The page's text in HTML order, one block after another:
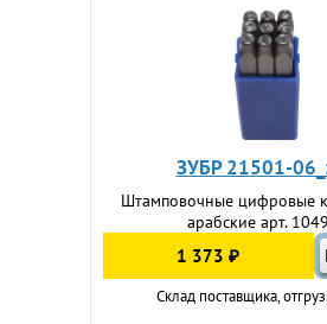
ЗУБР 21501-
Штамповочные цифровые
арабские арт.
1 373 ₽
Склад поставщика,